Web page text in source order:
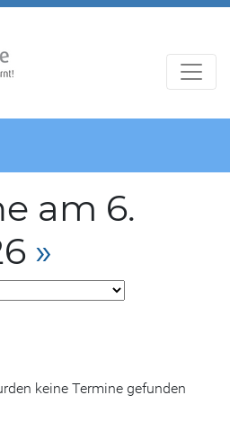
am 6.
»
keine Termine gefunden